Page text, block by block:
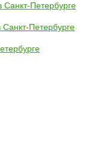
Санкт-Петербурге
Петербурге